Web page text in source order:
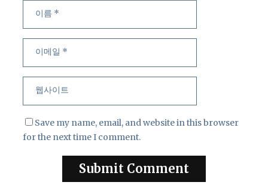
Save my name, email, and website in this browser
for the next time I comment.